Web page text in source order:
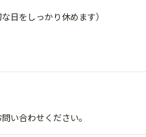
日をしっかり休めます）
い合わせください。